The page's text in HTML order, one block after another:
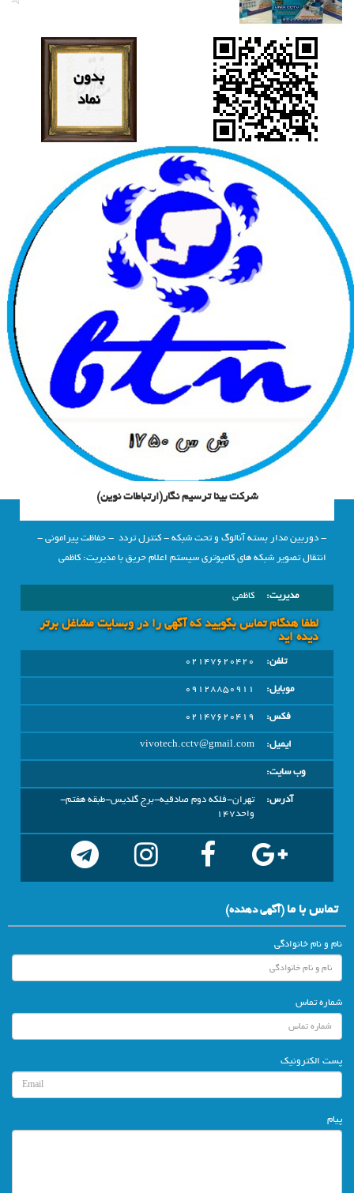
شرکت بینا ترسیم نگار(ارتباطات نوین)
‏- دوربین مدار بسته‏ آنالوگ و تحت شبکه ‏- کنترل تردد ‏ ‏- حفاظت پیرامونی ‏-
انتقال تصویر شبکه های کامپوتری سیستم اعلام حریق با مدیریت: کاظمی
مدیریت: کاظمی
لطفا هنگام تماس بگویید که آگهی را در وبسايت مشاغل برتر
دیده اید
تلفن:
02147620420
موبایل:
09128850911
فکس:
02147620419
ایمیل:
vivotech.cctv@gmail.com
وب سایت:
آدرس:
تهران-فلکه دوم صادقیه-برج گلدیس-طبقه هفتم-
واحد147
تماس با ما(آگهي دهنده)
نام و نام خانوادگی
شماره تماس
پست الکترونیک
پیام